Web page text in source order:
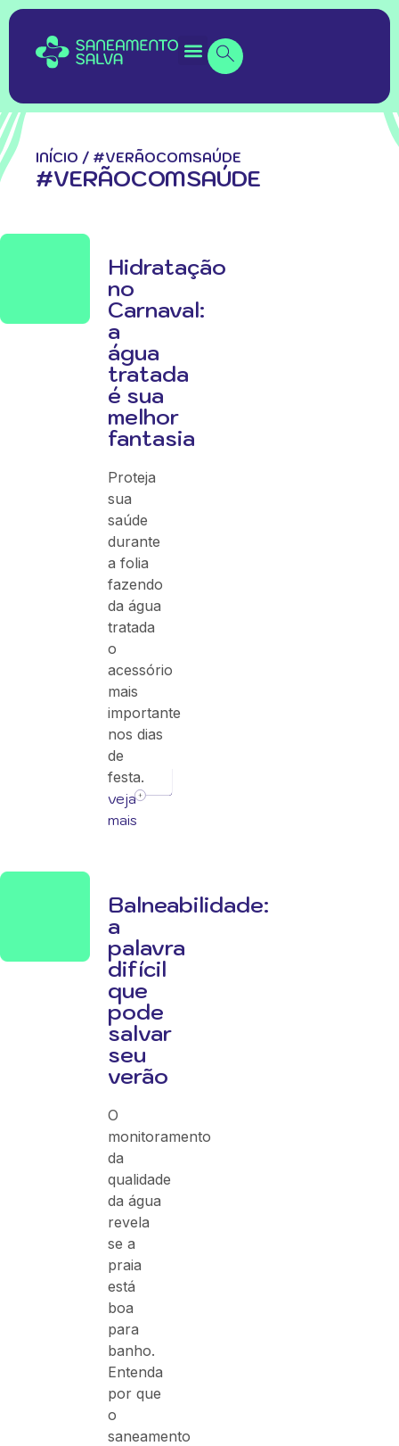
INÍCIO / #VERÃOCOMSAÚDE
#VERÃOCOMSAÚDE
Hidratação
no
Carnaval:
a
água
tratada
é sua
melhor
fantasia
Proteja
sua
saúde
durante
a folia
fazendo
da água
tratada
o
acessório
mais
importante
nos dias
de
festa.
veja
mais
Balneabilidade:
a
palavra
difícil
que
pode
salvar
seu
verão
O
monitoramento
da
qualidade
da água
revela
se a
praia
está
boa
para
banho.
Entenda
por que
o
saneamento